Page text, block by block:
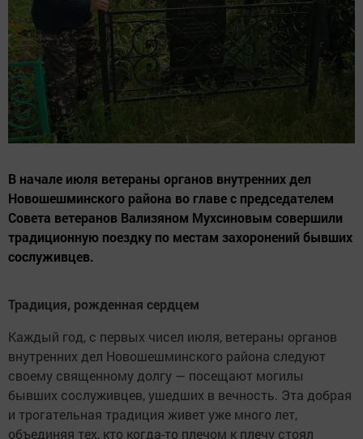
В начале июля ветераны органов внутренних дел
Новошешминского района во главе с председателем
Совета ветеранов Вализяном Мухсиновым совершили
традиционную поездку по местам захоронений бывших
сослуживцев.
Традиция, рожденная сердцем
Каждый год, с первых чисел июля, ветераны органов
внутренних дел Новошешминского района следуют
своему священному долгу — посещают могилы
бывших сослуживцев, ушедших в вечность. Эта добрая
и трогательная традиция живет уже много лет,
объединяя тех, кто когда-то плечом к плечу стоял